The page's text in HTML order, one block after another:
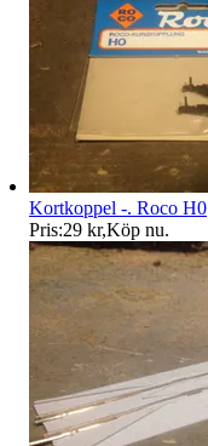
Kortkoppel -. Roco H0
Pris:29 kr,Köp nu.